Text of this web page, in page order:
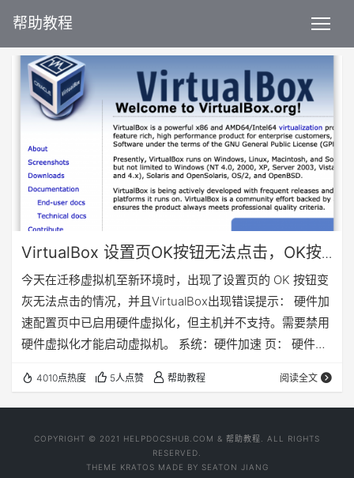
帮助教程
VirtualBox 设置页OK按钮无法点击，OK按
钮变灰且虚拟机无法启动
今天在迁移虚拟机至新环境时，出现了设置页的 OK 按钮变
灰无法点击的情况，并且VirtualBox出现错误提示： 硬件加
速配置页中已启用硬件虚拟化，但主机并不支持。需要禁用
硬件虚拟化才能启动虚拟机。 系统：硬件加速 页： 硬件加
硬件虚拟化才能启动虚拟机。
4010点热度 5人点赞 帮助教程 阅读全文
COPYRIGHT © 2021 HELPDOCSHUB.COM & 帮助教程. ALL RIGHTS
RESERVED.
THEME KRATOS MADE BY SEATON JIANG